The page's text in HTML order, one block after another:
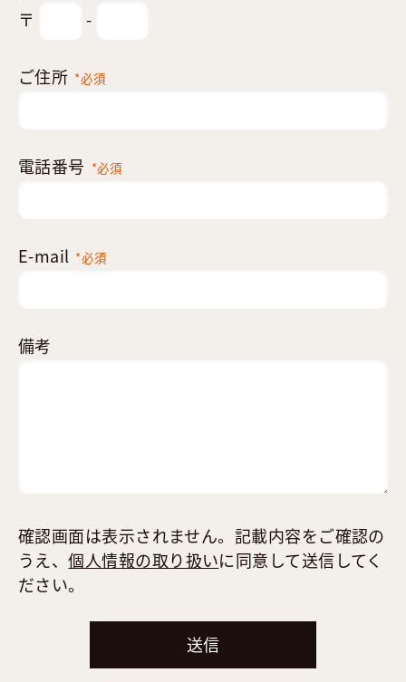
〒 -
ご住所 *必須
電話番号 *必須
E-mail *必須
備考
確認画面は表示されません。記載内容をご確認の
うえ、個人情報の取り扱いに同意して送信してく
ださい。